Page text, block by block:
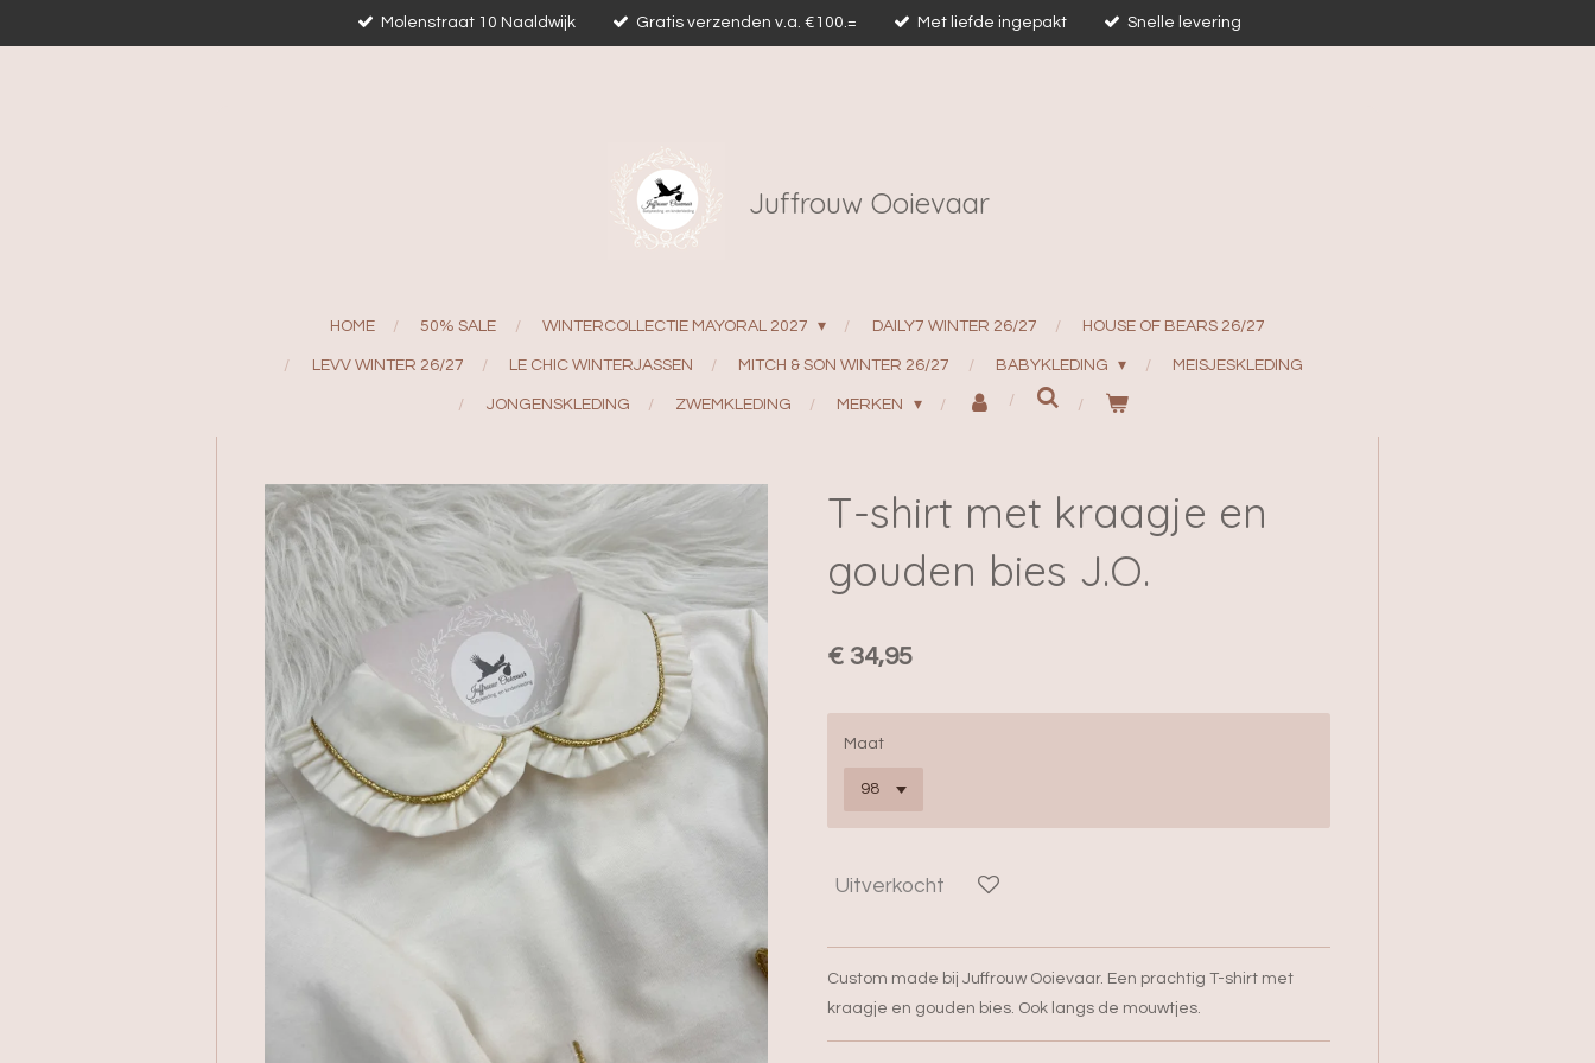
Molenstraat 10 Naaldwijk Gratis verzenden v.a. €100.= Met liefde ingepakt Snelle levering
Juffrouw Ooievaar
HOME 50% SALE WINTERCOLLECTIE MAYORAL 2027 DAILY7 WINTER 26/27 HOUSE OF BEARS 26/27
LEVV WINTER 26/27 LE CHIC WINTERJASSEN MITCH & SON WINTER 26/27 BABYKLEDING MEISJESKLEDING
JONGENSKLEDING ZWEMKLEDING MERKEN
T-shirt met kraagje en
gouden bies J.O.
€ 34,95
Maat
Uitverkocht
Custom made bij Juffrouw Ooievaar. Een prachtig T-shirt met
kraagje en gouden bies. Ook langs de mouwtjes.